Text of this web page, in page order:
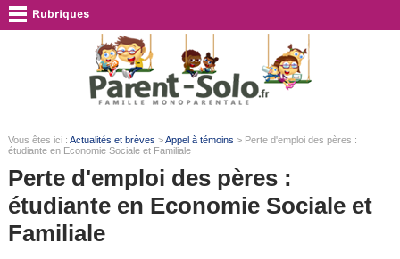
Vous êtes ici : Actualités et brèves >Appel à témoins > Perte d'emploi des pères :
étudiante en Economie Sociale et Familiale
Perte d'emploi des pères :
étudiante en Economie Sociale et
Familiale